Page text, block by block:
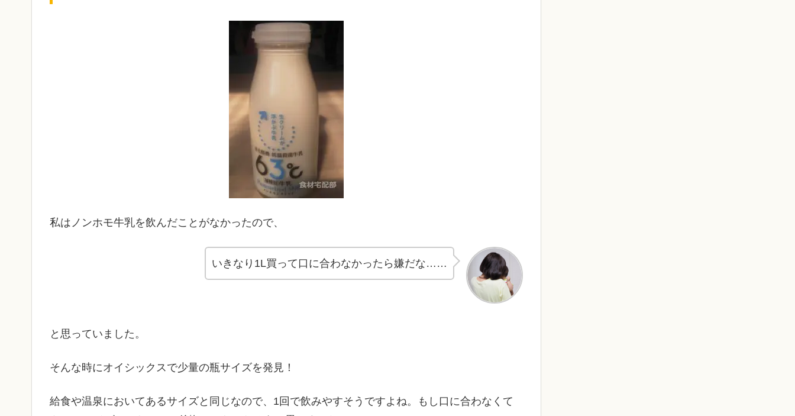
私はノンホモ牛乳を飲んだことがなかったので、
いきなり1L買って口に合わなかったら嫌だな……
と思っていました。
そんな時にオイシックスで少量の瓶サイズを発見！
給食や温泉においてあるサイズと同じなので、1回で飲みやすそうですよね。もし口に合わなくて